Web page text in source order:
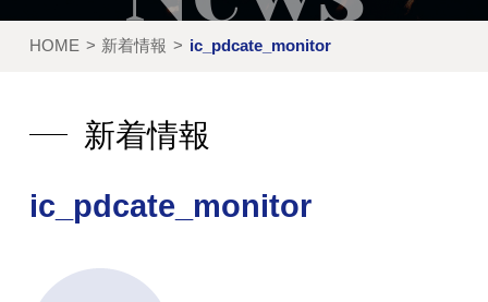
イベント実績
レンタル製品
運営会社
新着情報
HOME 新着情報 ic_pdcate_monitor
新着情報
ic_pdcate_monitor